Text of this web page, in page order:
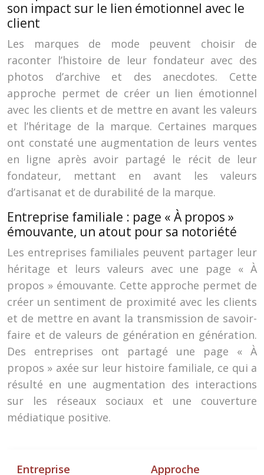
son impact sur le lien émotionnel avec le
client
Les marques de mode peuvent choisir de
raconter l’histoire de leur fondateur avec des
photos d’archive et des anecdotes. Cette
approche permet de créer un lien émotionnel
avec les clients et de mettre en avant les valeurs
et l’héritage de la marque. Certaines marques
ont constaté une augmentation de leurs ventes
en ligne après avoir partagé le récit de leur
fondateur, mettant en avant les valeurs
d’artisanat et de durabilité de la marque.
Entreprise familiale : page « À propos »
émouvante, un atout pour sa notoriété
Les entreprises familiales peuvent partager leur
héritage et leurs valeurs avec une page « À
propos » émouvante. Cette approche permet de
créer un sentiment de proximité avec les clients
et de mettre en avant la transmission de savoir-
faire et de valeurs de génération en génération.
Des entreprises ont partagé une page « À
propos » axée sur leur histoire familiale, ce qui a
résulté en une augmentation des interactions
sur les réseaux sociaux et une couverture
médiatique positive.
Entreprise Approche